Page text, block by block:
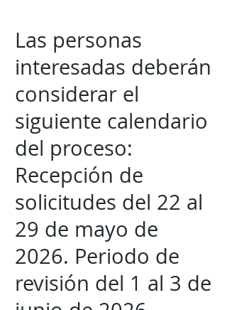
Las personas
interesadas deberán
considerar el
siguiente calendario
del proceso:
Recepción de
solicitudes del 22 al
29 de mayo de
2026. Periodo de
revisión del 1 al 3 de